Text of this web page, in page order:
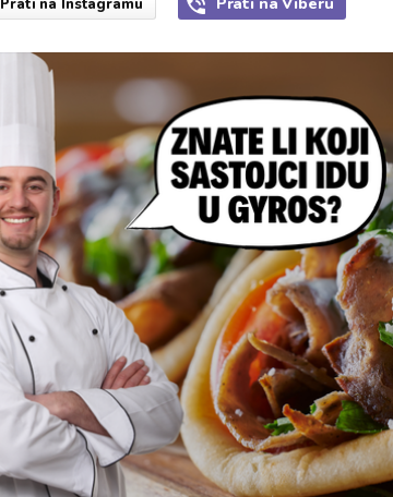
Prati na Instagramu